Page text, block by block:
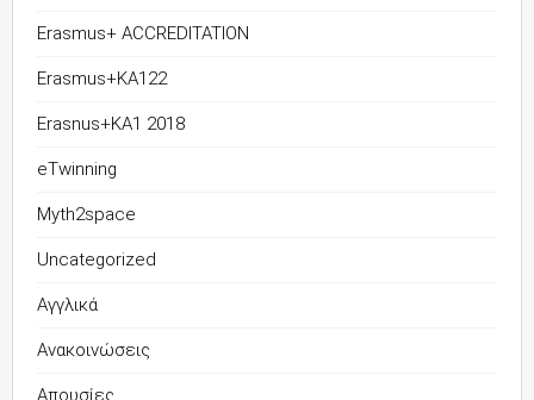
Erasmus+ ACCREDITATION
Erasmus+KA122
Erasnus+KA1 2018
eTwinning
Myth2space
Uncategorized
Αγγλικά
Ανακοινώσεις
Απουσίες